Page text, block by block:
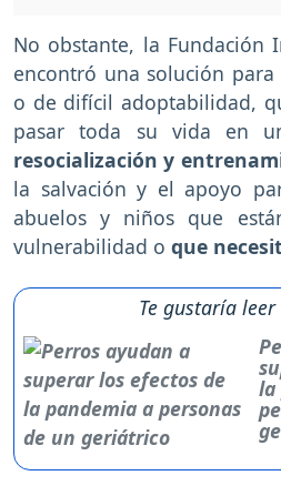
No obstante, la Fundación
encontró una solución para
o de difícil adoptabilidad,
pasar toda su vida en
resocialización y
la salvación y el apoyo
abuelos y niños que
vulnerabilidad o que
Te gustaría
la